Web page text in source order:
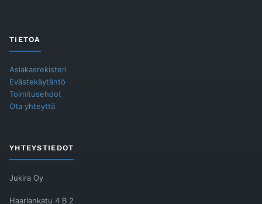
TIETOA
Asiakasrekisteri
Evästekäytäntö
Toimitusehdot
Ota yhteyttä
YHTEYSTIEDOT
Jukira Oy
Haarlankatu 4 B 2